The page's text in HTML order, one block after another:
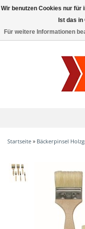
Toggle
Startseite » Bäckerpinsel
Wir benutzen Cookies nur für
Ist das
Für weitere Informationen